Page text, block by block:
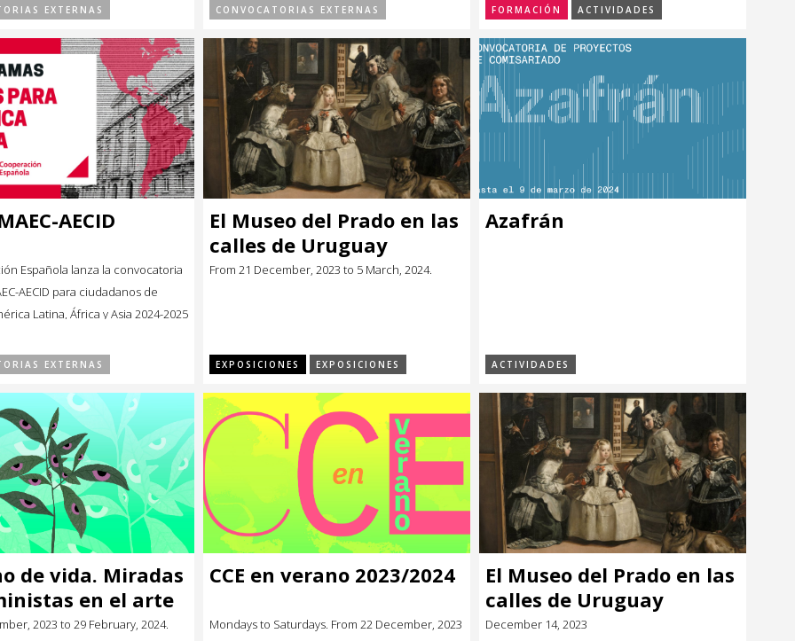
EXTERNAS CONVOCATORIAS EXTERNAS FORMACIÓN ACTIVIDADES
AECID
Española lanza la convocatoria
AECID para ciudadanos de
Latina, África y Asia 2024-2025
los plazos para
que ofrece la AECID a
países socios […]
EXTERNAS
El Museo del Prado en las
calles de Uruguay
From 21 December, 2023 to 5 March, 2024.
EXPOSICIONES EXPOSICIONES
Azafrán
ACTIVIDADES
de vida. Miradas
en el arte
2023 to 29 February, 2024.
CCE en verano 2023/2024
Mondays to Saturdays. From 22 December, 2023
El Museo del Prado en las
calles de Uruguay
December 14, 2023